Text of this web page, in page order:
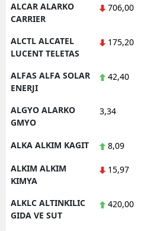
ALCAR ALARKO
CARRIER
706,00
ALCTL ALCATEL
LUCENT TELETAS
175,20
ALFAS ALFA SOLAR
ENERJI
42,40
ALGYO ALARKO
GMYO
3,34
ALKA ALKIM KAGIT 8,09
ALKIM ALKIM
KIMYA
15,97
ALKLC ALTINKILIC
GIDA VE SUT
420,00